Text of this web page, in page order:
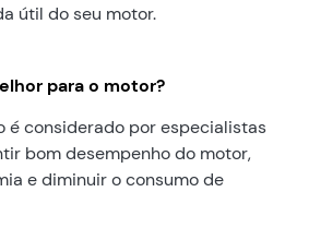
útil do seu motor.
para o motor?
é considerado por especialistas
bom desempenho do motor,
e diminuir o consumo de